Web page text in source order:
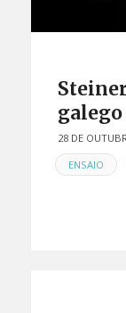
28 DE
EN
ENSAIO ,